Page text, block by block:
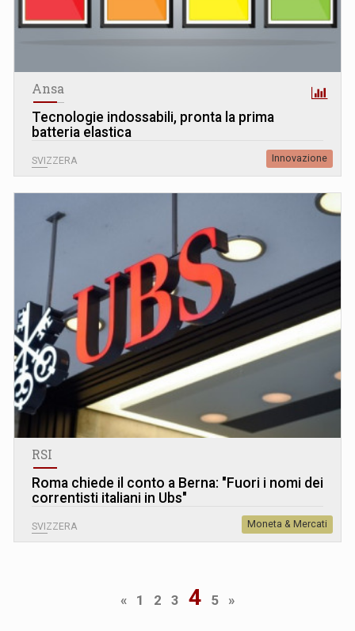
Ansa
Tecnologie indossabili, pronta la prima
batteria elastica
SVIZZERA Innovazione
RSI
Roma chiede il conto a Berna: "Fuori i nomi dei
correntisti italiani in Ubs"
SVIZZERA Moneta & Mercati
« 1 2 3 4 5 »